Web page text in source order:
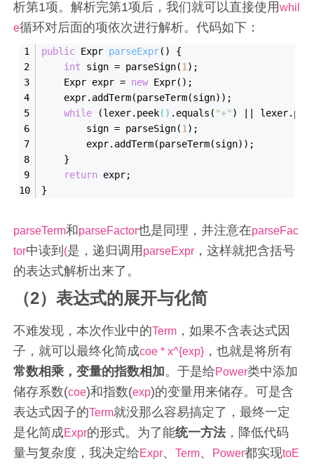
析第1项。解析完第1项后，我们就可以直接使用whil
e循环对后面的项依次进行解析。代码如下：
public Expr parseExpr()
{
int sign = parseSign(1 ) ;
    Expr expr =
new Expr() ;
    expr.add
Term(parseTerm(sign) );
while (lexer.peek() .equals( "+" )
        sign = parse
Sign(1 ) ;
        expr.add
Term(parseTerm(sign) );
    }
return expr;
}
parseTerm和parseFactor也是同理，并注意在parseFac
tor中读到 (是，递归调用 parseExpr ，这样就把含括号
的表达式解析出来了。
（2）表达式的展开与化简
不难发现，本次作业中的Term ，如果不含表达式因
子，就可以最终化简成coe * x^{exp} ，也就是将所有
常数相乘，变量的指数相加。于是给Power类中添加
储存系数(coe)和指数(exp)的变量用来储存。可是含
表达式因子的Term就没那么容易搞定了，最终一定
是化简成Expr的形式。为了能统一方法，降低代码
量与复杂度，我决定给Expr、Term、 Power都实现toE